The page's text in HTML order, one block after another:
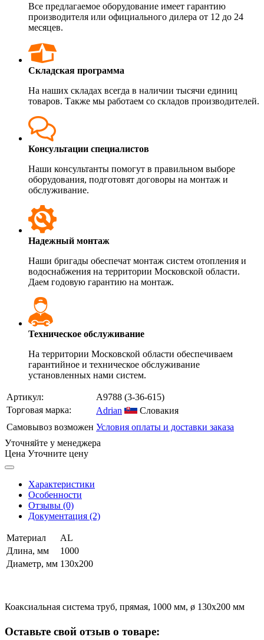
Все предлагаемое оборудование имеет гарантию
производителя или официального дилера от 12 до 24
месяцев.
Складская программа
На наших складах всегда в наличии тысячи единиц
товаров. Также мы работаем со складов производителей.
Консультации специалистов
Наши консультанты помогут в правильном выборе
оборудования, подготовят договоры на монтаж и
обслуживание.
Надежный монтаж
Наши бригады обеспечат монтаж систем отопления и
водоснабжения на территории Московской области.
Даем годовую гарантию на монтаж.
Техническое обслуживание
На территории Московской области обеспечиваем
гарантийное и техническое обслуживание
установленных нами систем.
Артикул: A9788 (3-36-615)
Торговая марка:
Adrian
Словакия
Самовывоз возможен Условия оплаты и доставки заказа
Уточняйте у менеджера
Цена Уточните цену
Характеристики
Особенности
Отзывы (0)
Документация (2)
Материал
AL
Длина, мм
1000
Диаметр, мм 130х200
Коаксиальная система труб, прямая, 1000 мм, ø 130х200 мм
Оставьте свой отзыв о товаре: